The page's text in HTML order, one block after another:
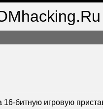
битную игровую